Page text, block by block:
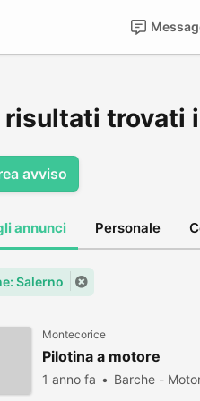
trovati
avviso
annunci Personale
Salerno
Montecorice
Pilotina a motore
1 anno fa Barche -